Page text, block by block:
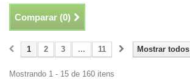
Comparar (0)
Mostrar todos
1 2 3 ... 11
Mostrando 1 - 15 de 160 itens